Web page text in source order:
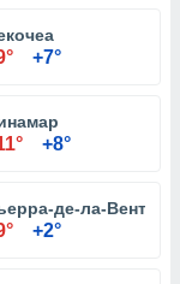
+7°
+8°
де-ла-Вентана
+2°